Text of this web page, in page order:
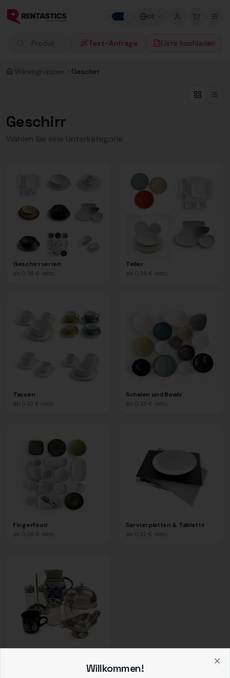
DE
Produkte suchen Text-Anfrage Liste hochladen
Warengruppen Geschirr
Geschirr
Wählen Sie eine Unterkategorie
Geschirrserien
ab 0,38 € netto
Teller
ab 0,38 € netto
Tassen
ab 0,42 € netto
Schalen und Bowls
ab 0,38 € netto
Fingerfood
ab 0,38 € netto
Servierplatten & Tabletts
ab 0,42 € netto
Willkommen!